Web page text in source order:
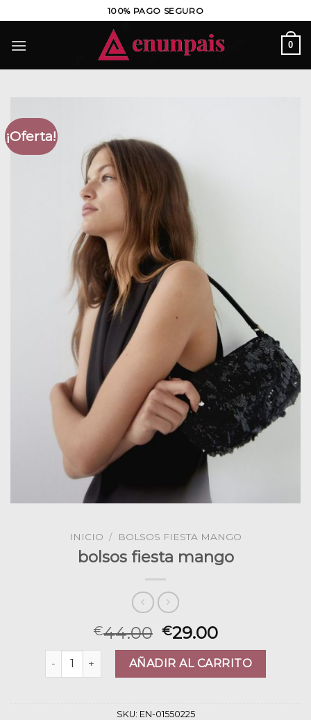
al
contenido
100% PAGO SEGURO
0
¡Oferta!
INICIO / BOLSOS FIESTA MANGO
bolsos fiesta mango
€44.00 €29.00
bolsos fiesta mango cantidadAÑADIR AL CARRITO
SKU: EN-01550225